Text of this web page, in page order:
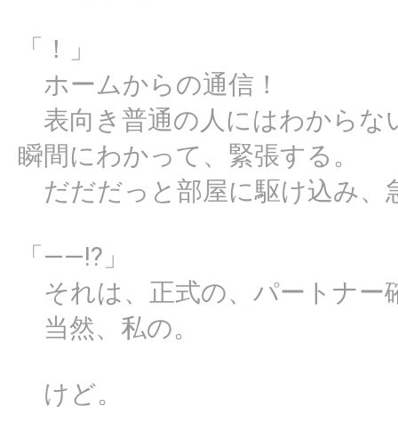
「！」
ホームからの通信！
表向き普通の人にはわからな
瞬間にわかって、緊張する。
だだだっと部屋に駆け込み、
「――!?」
それは、正式の、パートナー
当然、私の。
けど。